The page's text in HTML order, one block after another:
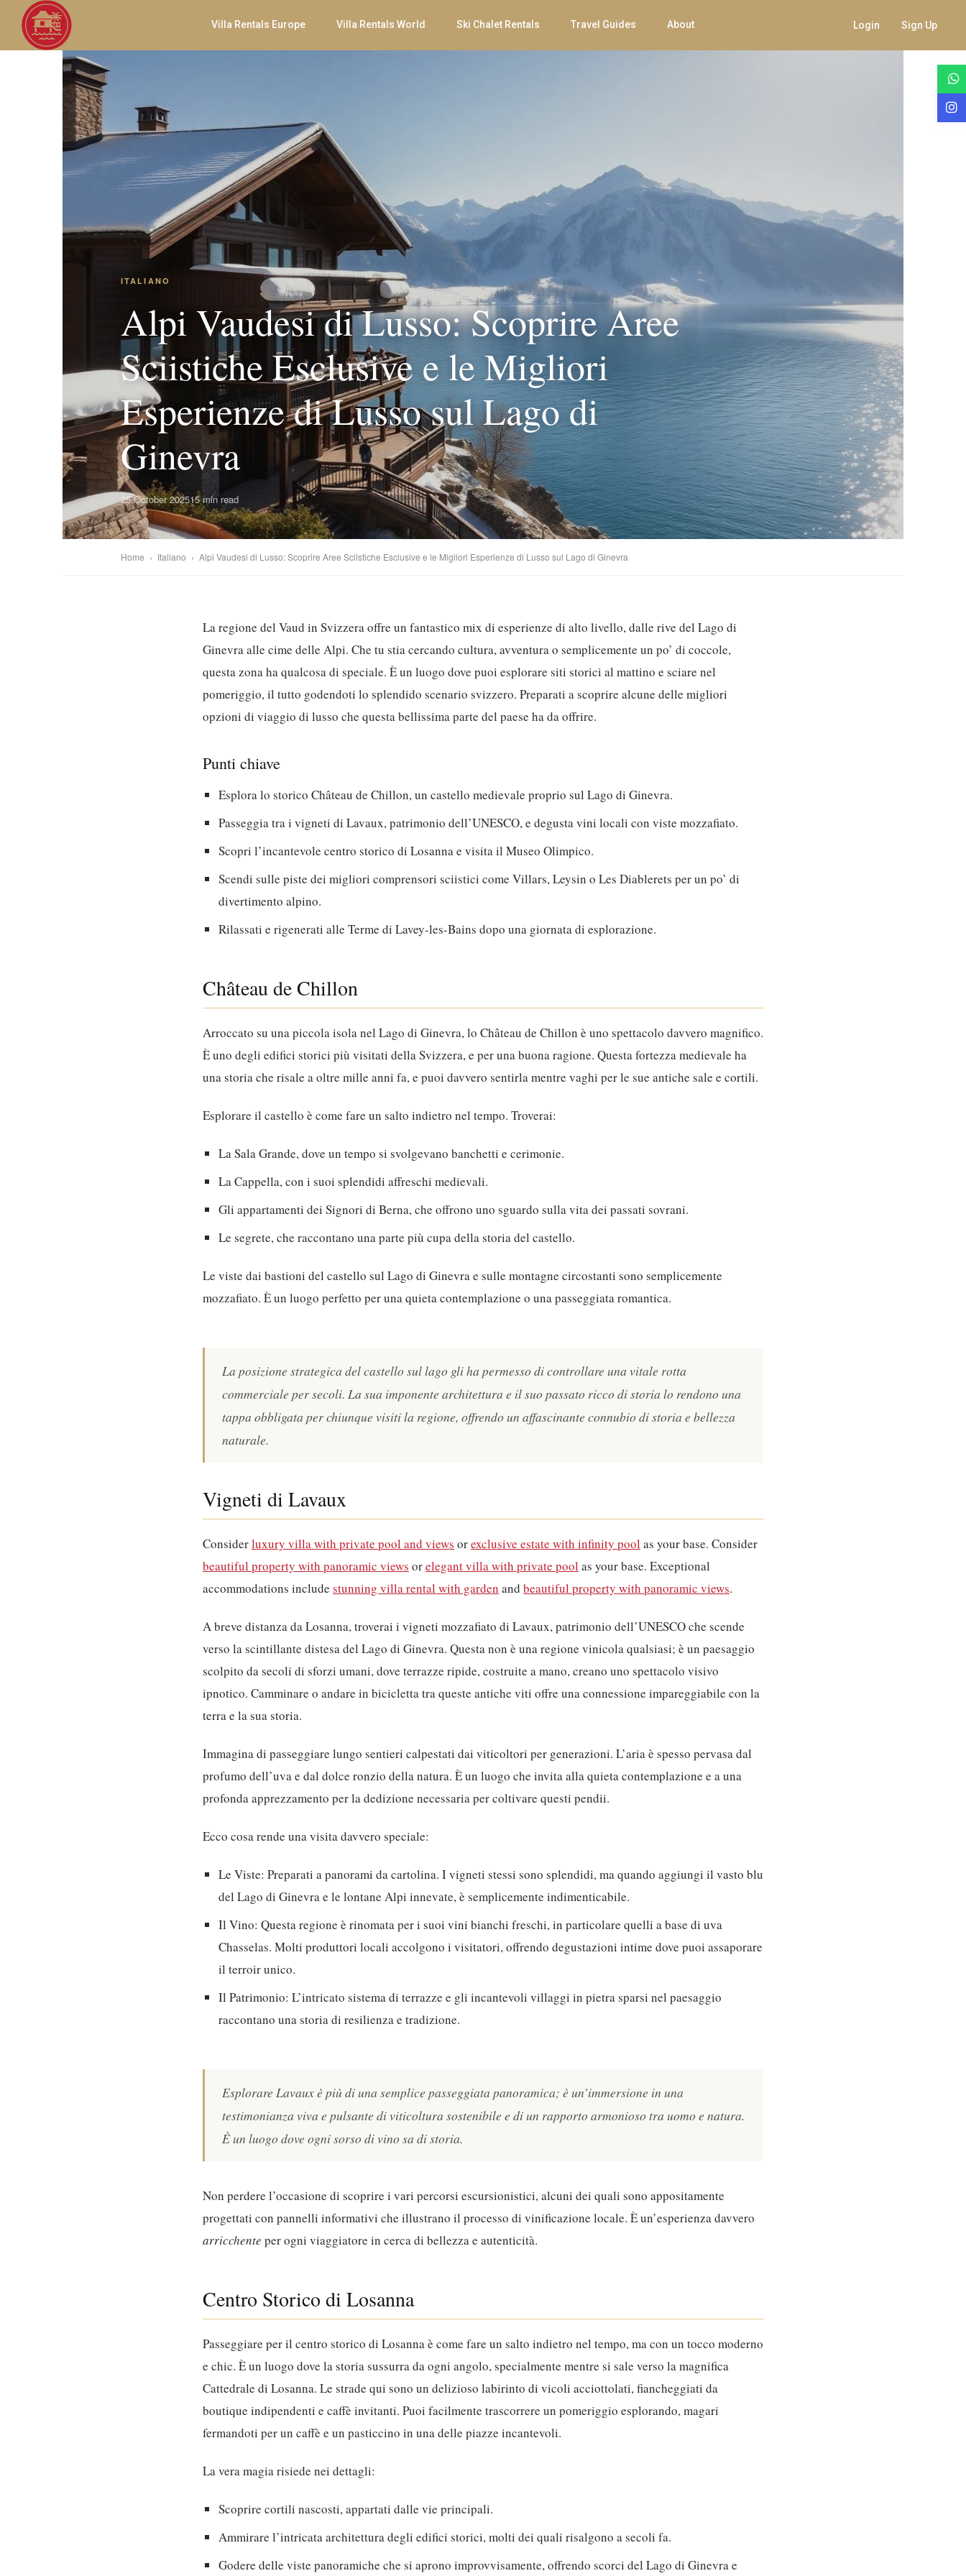
Villa Rentals Europe Villa Rentals World Ski Chalet Rentals Travel Guides About Login Sign Up
ITALIANO
Alpi Vaudesi di Lusso: Scoprire Aree
Sciistiche Esclusive e le Migliori
Esperienze di Lusso sul Lago di
Ginevra
25 October 202515 min read
Home › Italiano › Alpi Vaudesi di Lusso: Scoprire Aree Sciistiche Esclusive e le Migliori Esperienze di Lusso sul Lago di Ginevra
La regione del Vaud in Svizzera offre un fantastico mix di esperienze di alto livello, dalle rive del Lago di
Ginevra alle cime delle Alpi. Che tu stia cercando cultura, avventura o semplicemente un po’ di coccole,
questa zona ha qualcosa di speciale. È un luogo dove puoi esplorare siti storici al mattino e sciare nel
pomeriggio, il tutto godendoti lo splendido scenario svizzero. Preparati a scoprire alcune delle migliori
opzioni di viaggio di lusso che questa bellissima parte del paese ha da offrire.
Punti chiave
Esplora lo storico Château de Chillon, un castello medievale proprio sul Lago di Ginevra.
Passeggia tra i vigneti di Lavaux, patrimonio dell’UNESCO, e degusta vini locali con viste mozzafiato.
Scopri l’incantevole centro storico di Losanna e visita il Museo Olimpico.
Scendi sulle piste dei migliori comprensori sciistici come Villars, Leysin o Les Diablerets per un po’ di
divertimento alpino.
Rilassati e rigenerati alle Terme di Lavey-les-Bains dopo una giornata di esplorazione.
Château de Chillon
Arroccato su una piccola isola nel Lago di Ginevra, lo Château de Chillon è uno spettacolo davvero magnifico.
È uno degli edifici storici più visitati della Svizzera, e per una buona ragione. Questa fortezza medievale ha
una storia che risale a oltre mille anni fa, e puoi davvero sentirla mentre vaghi per le sue antiche sale e cortili.
Esplorare il castello è come fare un salto indietro nel tempo. Troverai:
La Sala Grande, dove un tempo si svolgevano banchetti e cerimonie.
La Cappella, con i suoi splendidi affreschi medievali.
Gli appartamenti dei Signori di Berna, che offrono uno sguardo sulla vita dei passati sovrani.
Le segrete, che raccontano una parte più cupa della storia del castello.
Le viste dai bastioni del castello sul Lago di Ginevra e sulle montagne circostanti sono semplicemente
mozzafiato. È un luogo perfetto per una quieta contemplazione o una passeggiata romantica.
La posizione strategica del castello sul lago gli ha permesso di controllare una vitale rotta
commerciale per secoli. La sua imponente architettura e il suo passato ricco di storia lo rendono una
tappa obbligata per chiunque visiti la regione, offrendo un affascinante connubio di storia e bellezza
naturale.
Vigneti di Lavaux
Considerluxury villa with private pool and views orexclusive estate with infinity pool as your base. Consider
beautiful property with panoramic views orelegant villa with private pool as your base. Exceptional
accommodations include stunning villa rental with garden and beautiful property with panoramic views.
A breve distanza da Losanna, troverai i vigneti mozzafiato di Lavaux, patrimonio dell’UNESCO che scende
verso la scintillante distesa del Lago di Ginevra. Questa non è una regione vinicola qualsiasi; è un paesaggio
scolpito da secoli di sforzi umani, dove terrazze ripide, costruite a mano, creano uno spettacolo visivo
ipnotico. Camminare o andare in bicicletta tra queste antiche viti offre una connessione impareggiabile con la
terra e la sua storia.
Immagina di passeggiare lungo sentieri calpestati dai viticoltori per generazioni. L’aria è spesso pervasa dal
profumo dell’uva e dal dolce ronzio della natura. È un luogo che invita alla quieta contemplazione e a una
profonda apprezzamento per la dedizione necessaria per coltivare questi pendii.
Ecco cosa rende una visita davvero speciale:
Le Viste: Preparati a panorami da cartolina. I vigneti stessi sono splendidi, ma quando aggiungi il vasto blu
del Lago di Ginevra e le lontane Alpi innevate, è semplicemente indimenticabile.
Il Vino: Questa regione è rinomata per i suoi vini bianchi freschi, in particolare quelli a base di uva
Chasselas. Molti produttori locali accolgono i visitatori, offrendo degustazioni intime dove puoi assaporare
il terroir unico.
Il Patrimonio: L’intricato sistema di terrazze e gli incantevoli villaggi in pietra sparsi nel paesaggio
raccontano una storia di resilienza e tradizione.
Esplorare Lavaux è più di una semplice passeggiata panoramica; è un’immersione in una
testimonianza viva e pulsante di viticoltura sostenibile e di un rapporto armonioso tra uomo e natura.
È un luogo dove ogni sorso di vino sa di storia.
Non perdere l’occasione di scoprire i vari percorsi escursionistici, alcuni dei quali sono appositamente
progettati con pannelli informativi che illustrano il processo di vinificazione locale. È un’esperienza davvero
arricchente per ogni viaggiatore in cerca di bellezza e autenticità.
Centro Storico di Losanna
Passeggiare per il centro storico di Losanna è come fare un salto indietro nel tempo, ma con un tocco moderno
e chic. È un luogo dove la storia sussurra da ogni angolo, specialmente mentre si sale verso la magnifica
Cattedrale di Losanna. Le strade qui sono un delizioso labirinto di vicoli acciottolati, fiancheggiati da
boutique indipendenti e caffè invitanti. Puoi facilmente trascorrere un pomeriggio esplorando, magari
fermandoti per un caffè e un pasticcino in una delle piazze incantevoli.
La vera magia risiede nei dettagli:
Scoprire cortili nascosti, appartati dalle vie principali.
Ammirare l’intricata architettura degli edifici storici, molti dei quali risalgono a secoli fa.
Godere delle viste panoramiche che si aprono improvvisamente, offrendo scorci del Lago di Ginevra e